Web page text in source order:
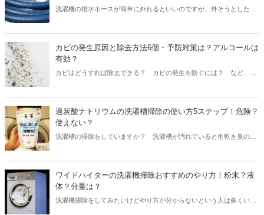
洗濯機の排水ホースが簡単に外れるといいのですが、外そうとしたけ
簡単掃除方法を6ステップで紹介。排水ホースをきちんと手入れして
故障の原因を1つでも取り除き、洗濯機の寿命までしっかり働いても
らいましょう。
カビの発生原因と除去方法6個・予防対策は？アルコールは
有効？
カビはどうすれば除去できる？ カビの発生を防ぐには？ など、カ
クしましょう。
過炭酸ナトリウムの洗濯槽掃除の使い方5ステップ！危険？
使えない？
洗濯槽の掃除をしていますか？ 洗濯槽が汚れていると生乾き臭の原
ワイドハイターの洗濯機掃除おすすめのやり方！粉末？液
体？分量は？
洗濯機掃除をしてみたいけどやり方が分からないという人は多くいる